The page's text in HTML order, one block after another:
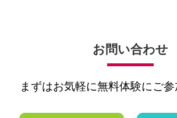
お問い合わせ
まずはお気軽に無料体験にご参